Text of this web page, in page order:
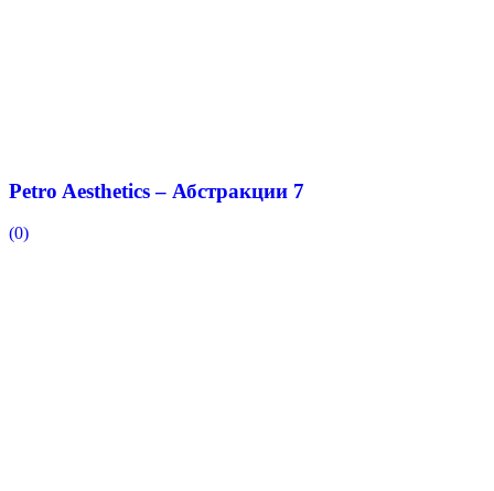
Petro Aesthetics – Абстракции 7
(0)